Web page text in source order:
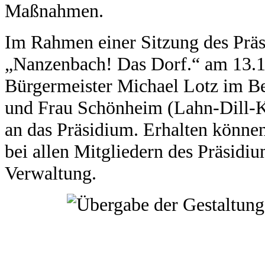
Maßnahmen.
Im Rahmen einer Sitzung des
„Nanzenbach! Das Dorf.“ am
Bürgermeister Michael Lotz im
und Frau Schönheim (Lahn-Dill-
an das Präsidium. Erhalten
bei allen Mitgliedern des
Verwaltung.